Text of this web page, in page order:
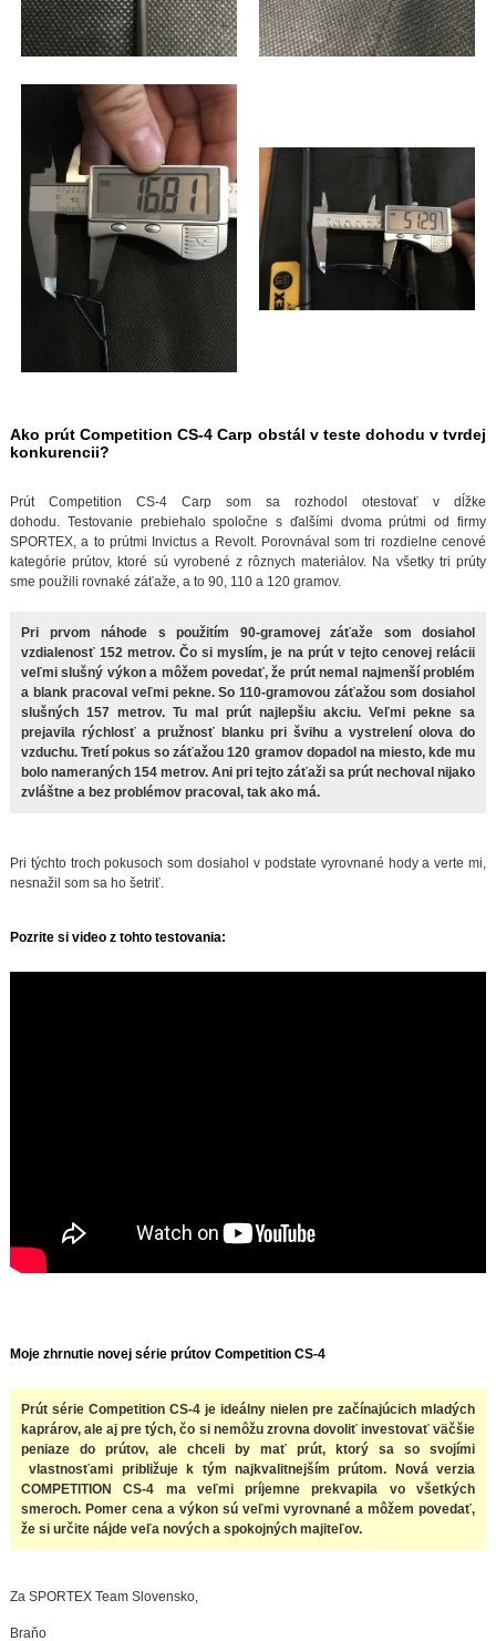
Ako prút Competition CS-4 Carp obstál v teste dohodu v tvrdej
konkurencii?
Prút Competition CS-4 Carp som sa rozhodol otestovať v dĺžke
dohodu. Testovanie prebiehalo spoločne s ďalšími dvoma prútmi od firmy
SPORTEX, a to prútmi Invictus a Revolt. Porovnával som tri rozdielne cenové
kategórie prútov, ktoré sú vyrobené z rôznych materiálov. Na všetky tri prúty
sme použili rovnaké záťaže, a to 90, 110 a 120 gramov.
Pri prvom náhode s použitím 90-gramovej záťaže som dosiahol
vzdialenosť 152 metrov. Čo si myslím, je na prút v tejto cenovej relácii
veľmi slušný výkon a môžem povedať, že prút nemal najmenší problém
a blank pracoval veľmi pekne. So 110-gramovou záťažou som dosiahol
slušných 157 metrov. Tu mal prút najlepšiu akciu. Veľmi pekne sa
prejavila rýchlosť a pružnosť blanku pri švihu a vystrelení olova do
vzduchu. Tretí pokus so záťažou 120 gramov dopadol na miesto, kde mu
bolo nameraných 154 metrov. Ani pri tejto záťaži sa prút nechoval nijako
zvláštne a bez problémov pracoval, tak ako má.
Pri týchto troch pokusoch som dosiahol v podstate vyrovnané hody a verte mi,
nesnažil som sa ho šetriť.
Pozrite si video z tohto testovania:
Moje zhrnutie novej série prútov Competition CS-4
Prút série Competition CS-4 je ideálny nielen pre začínajúcich mladých
kaprárov, ale aj pre tých, čo si nemôžu zrovna dovoliť investovať väčšie
peniaze do prútov, ale chceli by mať prút, ktorý sa so svojími
vlastnosťami približuje k tým najkvalitnejším prútom. Nová verzia
COMPETITION CS-4 ma veľmi príjemne prekvapila vo všetkých
smeroch. Pomer cena a výkon sú veľmi vyrovnané a môžem povedať,
že si určite nájde veľa nových a spokojných majiteľov.
Za SPORTEX Team Slovensko,
Braňo